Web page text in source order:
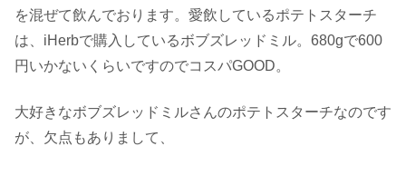
を混ぜて飲んでおります。愛飲しているポテトスターチ
は、iHerbで購入しているボブズレッドミル。680gで600
円いかないくらいですのでコスパGOOD。
大好きなボブズレッドミルさんのポテトスターチなのです
が、欠点もありまして、